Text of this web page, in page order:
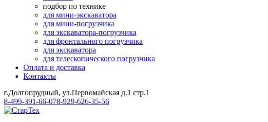
подбор по технике
для мини-экскаватора
для мини-погрузчика
для экскаватора-погрузчика
для фронтального погрузчика
для экскаватора
для телескопического погрузчика
Оплата и доставка
Контакты
г.Долгопрудный, ул.Первомайская д.1 стр.1
8-499-391-66-078-929-626-35-56